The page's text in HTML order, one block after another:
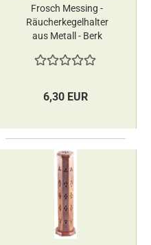
Frosch Messing -
Räucherkegelhalter
aus Metall - Berk
6,30 EUR